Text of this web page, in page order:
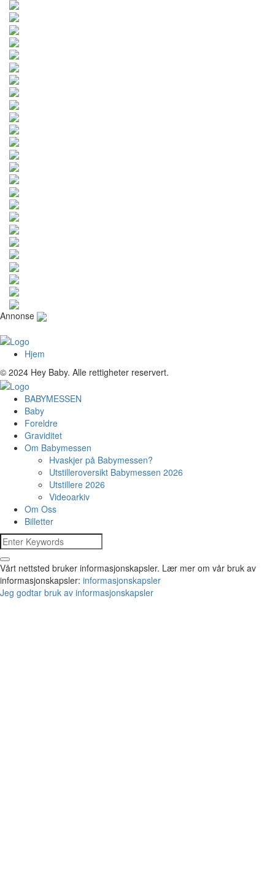
Annonse
Hjem
© 2024 Hey Baby. Alle rettigheter reservert.
BABYMESSEN
Baby
Foreldre
Graviditet
Om Babymessen
Hvaskjer på Babymessen?
Utstilleroversikt Babymessen 2026
Utstillere 2026
Videoarkiv
Om Oss
Billetter
Vårt nettsted bruker informasjonskapsler. Lær mer om vår bruk av
informasjonskapsler: informasjonskapsler
Jeg godtar bruk av informasjonskapsler